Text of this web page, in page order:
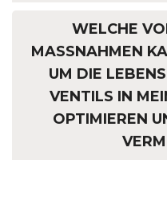
WELCHE
MASSNAHMEN
M DIE
ENTILS IN
PTIMIEREN